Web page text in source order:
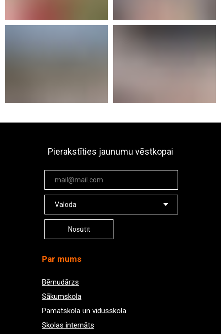
Nosūtīt
Pierakstīties jaunumu vēstkopai
Par mums
Bērnudārzs
Sākumskola
Pamatskola un vidusskola
Skolas internāts